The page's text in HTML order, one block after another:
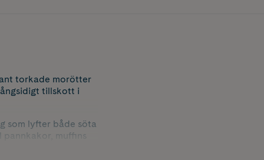
torkade morötter
tillskott i
som lyfter både söta
muffins